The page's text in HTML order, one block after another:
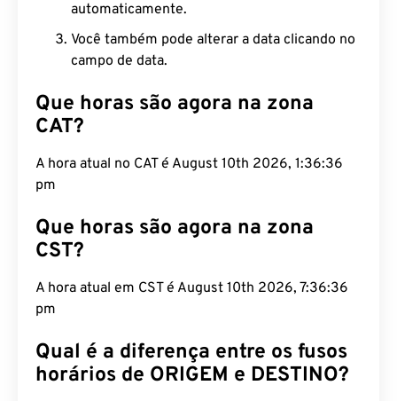
automaticamente.
Você também pode alterar a data clicando no
campo de data.
Que horas são agora na zona
CAT?
A hora atual no CAT é August 10th 2026, 1:36:37
pm
Que horas são agora na zona
CST?
A hora atual em CST é August 10th 2026, 7:36:37
pm
Qual é a diferença entre os fusos
horários de ORIGEM e DESTINO?